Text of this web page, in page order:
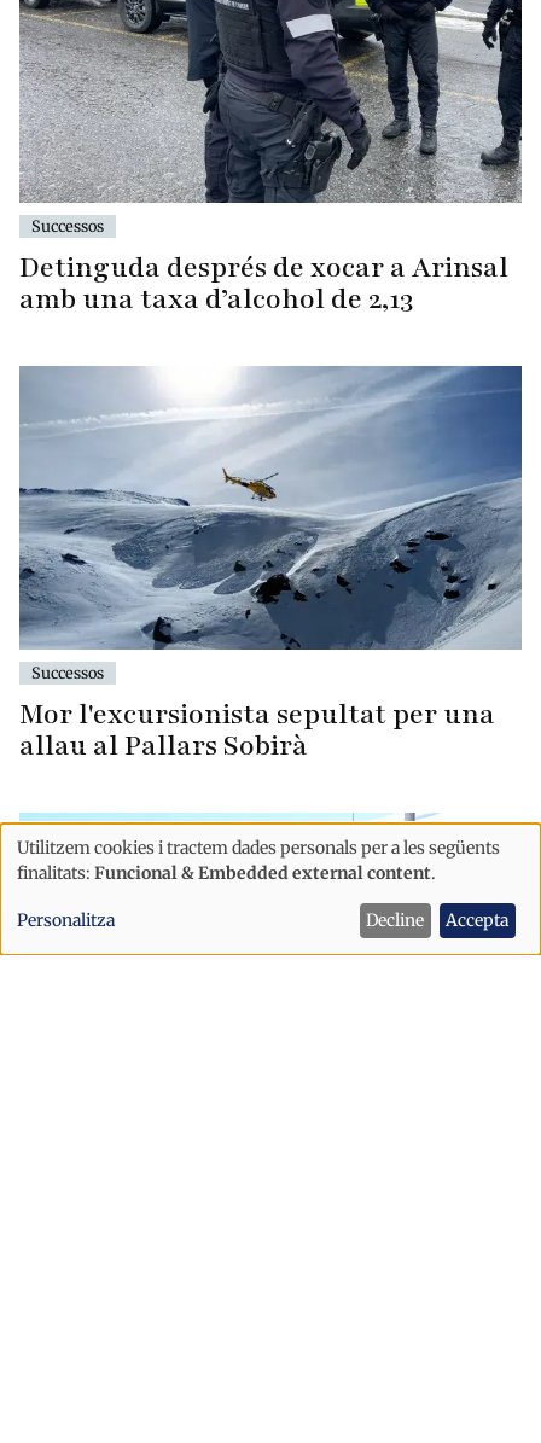
Successos
Detinguda després de xocar a Arinsal
amb una taxa d’alcohol de 2,13
Successos
Mor l'excursionista sepultat per una
allau al Pallars Sobirà
Ús
de
dades
Utilitzem cookies i tractem dades personals per a les següents
finalitats: Funcional & Embedded external content.
Personalitza Decline Accepta